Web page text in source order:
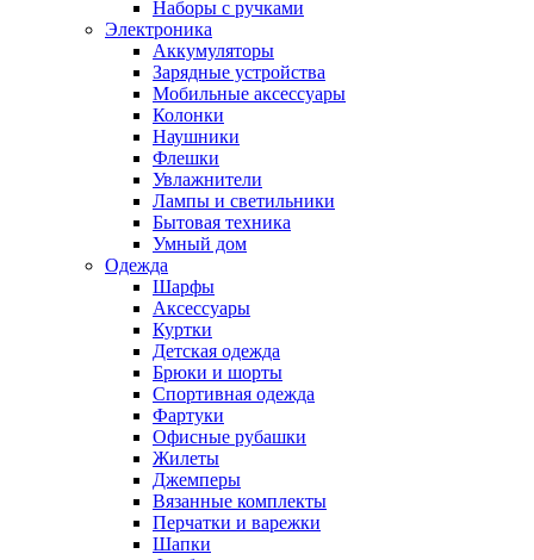
Наборы с ручками
Электроника
Аккумуляторы
Зарядные устройства
Мобильные аксессуары
Колонки
Наушники
Флешки
Увлажнители
Лампы и светильники
Бытовая техника
Умный дом
Одежда
Шарфы
Аксессуары
Куртки
Детская одежда
Брюки и шорты
Спортивная одежда
Фартуки
Офисные рубашки
Жилеты
Джемперы
Вязанные комплекты
Перчатки и варежки
Шапки